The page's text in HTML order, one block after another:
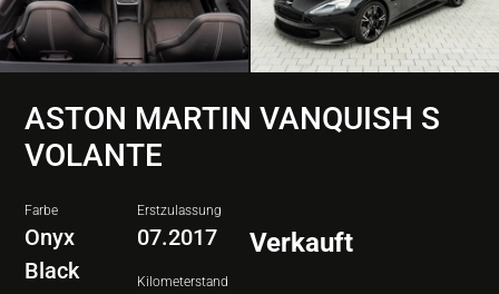
ASTON MARTIN VANQUISH S
VOLANTE
Farbe
Onyx
Black
Erstzulassung
07.2017
Kilometerstand
Verkauft